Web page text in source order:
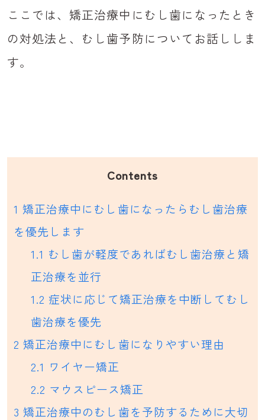
ここでは、矯正治療中にむし歯になったとき
の対処法と、むし歯予防についてお話ししま
す。
Contents
1 矯正治療中にむし歯になったらむし歯治療
を優先します
1.1 むし歯が軽度であればむし歯治療と矯
正治療を並行
1.2 症状に応じて矯正治療を中断してむし
歯治療を優先
2 矯正治療中にむし歯になりやすい理由
2.1 ワイヤー矯正
2.2 マウスピース矯正
3 矯正治療中のむし歯を予防するために大切